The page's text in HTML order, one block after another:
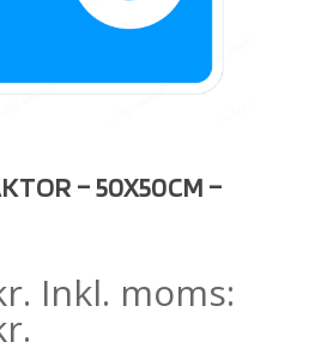
– 50X50CM –
Inkl. moms: